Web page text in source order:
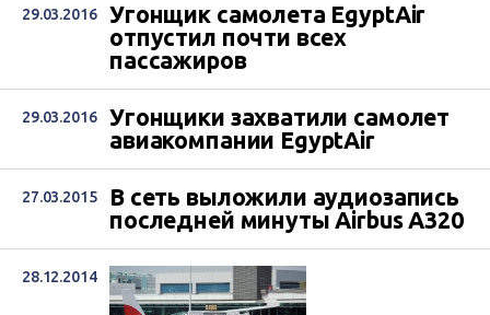
29.03.2016
Угонщик самолета EgyptAir
отпустил почти всех
пассажиров
29.03.2016
Угонщики захватили самолет
авиакомпании EgyptAir
27.03.2015
В сеть выложили аудиозапись
последней минуты Airbus A320
28.12.2014